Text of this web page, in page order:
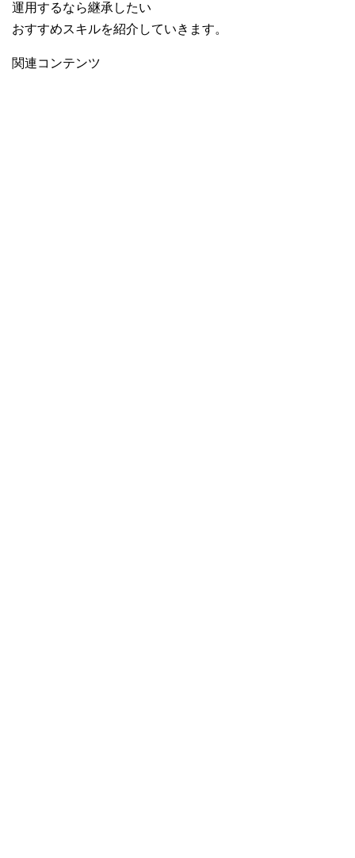
運用するなら継承したい
おすすめスキルを紹介していきます。
関連コンテンツ